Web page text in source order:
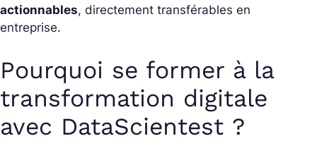
actionnables, directement transférables en
entreprise.
Pourquoi se former à la
transformation digitale
avec DataScientest ?